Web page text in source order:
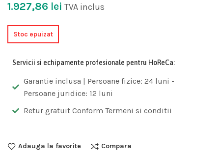
1.927,86 lei TVA inclus
Stoc epuizat
Servicii si echipamente profesionale pentru HoReCa:
Garantie inclusa | Persoane fizice: 24 luni -
Persoane juridice: 12 luni
Retur gratuit Conform Termeni si conditii
Adauga la favorite Compara